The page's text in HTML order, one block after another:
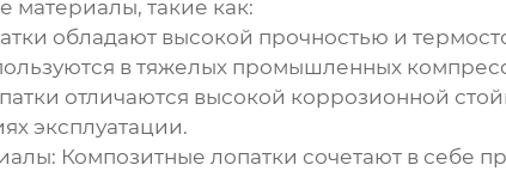
материалы, такие как:
обладают высокой прочностью и
в тяжелых промышленных
отличаются высокой коррозионной
эксплуатации.
Композитные лопатки сочетают в себе